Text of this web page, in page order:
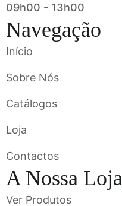
09h00 - 13h00
Navegação
Início
Sobre Nós
Catálogos
Loja
Contactos
A Nossa Loja
Ver Produtos